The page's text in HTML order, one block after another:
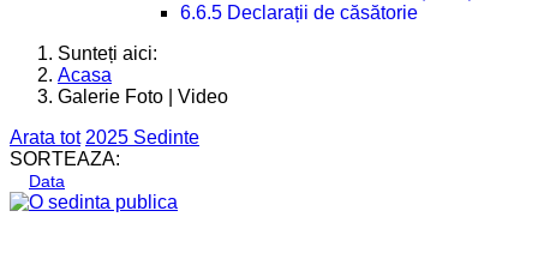
6.6.5 Declarații de căsătorie
Sunteți aici:
Acasa
Galerie Foto | Video
Arata tot 2025 Sedinte
SORTEAZA:
Data